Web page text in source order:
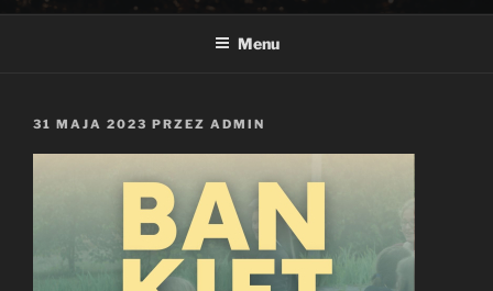
Menu
OPUBLIKOWANE
31 MAJA 2023 PRZEZ ADMIN